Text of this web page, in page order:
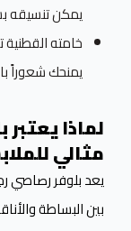
يمكن تنسيقه
خامته
يمنحك شعوراً
لماذا
مثالي
يعد بلوفر رصاصي
بين البساطة